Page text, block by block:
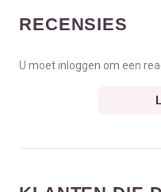
RECENSIES
U moet inloggen om een